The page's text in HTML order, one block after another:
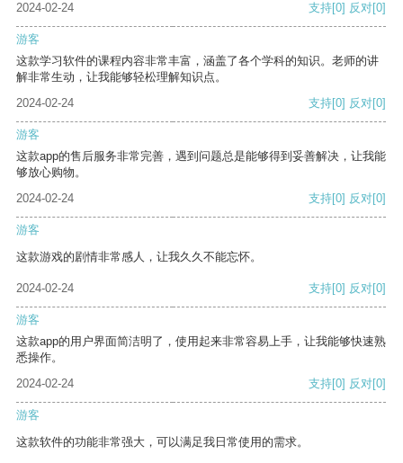
2024-02-24 支持[0] 反对[0]
游客
这款学习软件的课程内容非常丰富，涵盖了各个学科的知识。老师的讲
解非常生动，让我能够轻松理解知识点。
2024-02-24
支持[0] 反对[0]
游客
这款app的售后服务非常完善，遇到问题总是能够得到妥善解决，让我能
够放心购物。
2024-02-24
支持[0] 反对[0]
游客
这款游戏的剧情非常感人，让我久久不能忘怀。
2024-02-24 支持[0] 反对[0]
游客
这款app的用户界面简洁明了，使用起来非常容易上手，让我能够快速熟
悉操作。
2024-02-24
支持[0] 反对[0]
游客
这款软件的功能非常强大，可以满足我日常使用的需求。